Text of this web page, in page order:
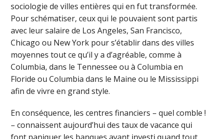
sociologie de villes entières qui en fut transformée.
Pour schématiser, ceux qui le pouvaient sont partis
avec leur salaire de Los Angeles, San Francisco,
Chicago ou New York pour s’établir dans des villes
moyennes tout ce qu’il y a d’agréable, comme à
Columbia, dans le Tennessee ou à Columbia en
Floride ou Columbia dans le Maine ou le Mississippi
afin de vivre en grand style.
En conséquence, les centres financiers – quel comble !
– connaissent aujourd’hui des taux de vacance qui